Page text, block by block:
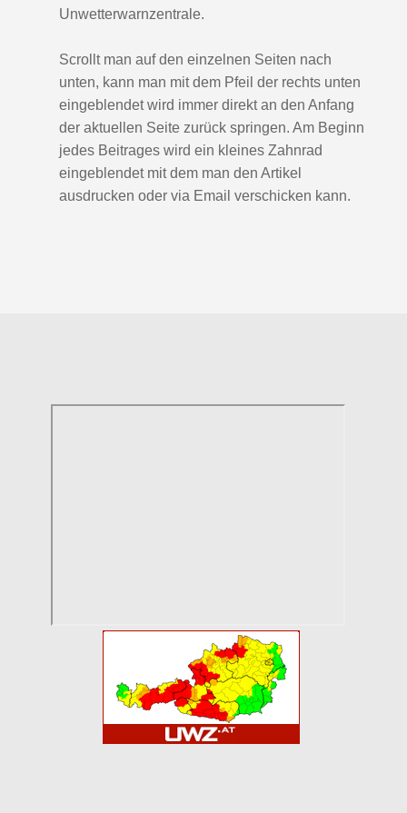
Unwetterwarnzentrale.
Scrollt man auf den einzelnen Seiten nach
unten, kann man mit dem Pfeil der rechts unten
eingeblendet wird immer direkt an den Anfang
der aktuellen Seite zurück springen. Am Beginn
jedes Beitrages wird ein kleines Zahnrad
eingeblendet mit dem man den Artikel
ausdrucken oder via Email verschicken kann.